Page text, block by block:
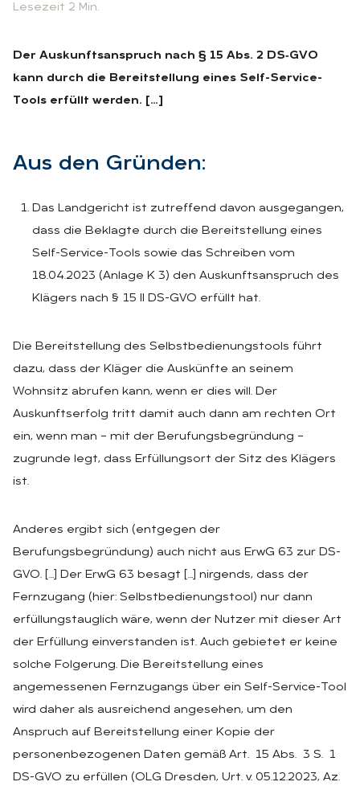
Lesezeit 2 Min.
Der Auskunftsanspruch nach § 15 Abs. 2 DS‑GVO
kann durch die Bereitstellung eines Self-Service-
Tools erfüllt werden. […]
Aus den Grün­den:
Das Landgericht ist zutreffend davon ausgegangen,
dass die Beklagte durch die Bereitstellung eines
Self-Service-Tools sowie das Schreiben vom
18.04.2023 (Anlage K 3) den Auskunftsanspruch des
Klägers nach § 15 II DS-GVO erfüllt hat.
Die Bereitstellung des Selbstbedienungstools führt
dazu, dass der Kläger die Auskünfte an seinem
Wohnsitz abrufen kann, wenn er dies will. Der
Auskunftserfolg tritt damit auch dann am rechten Ort
ein, wenn man – mit der Berufungsbegründung –
zugrunde legt, dass Erfüllungsort der Sitz des Klägers
ist.
Anderes ergibt sich (entgegen der
Berufungsbegründung) auch nicht aus ErwG 63 zur DS-
GVO. […] Der ErwG 63 besagt […] nirgends, dass der
Fernzugang (hier: Selbstbedienungstool) nur dann
erfüllungstauglich wäre, wenn der Nutzer mit dieser Art
der Erfüllung einverstanden ist. Auch gebietet er keine
solche Folgerung. Die Bereitstellung eines
angemessenen Fernzugangs über ein Self-Service-Tool
wird daher als ausreichend angesehen, um den
Anspruch auf Bereitstellung einer Kopie der
personenbezogenen Daten gemäß Art. 15 Abs. 3 S. 1
DS-GVO zu erfüllen (OLG Dresden, Urt. v. 05.12.2023, Az.